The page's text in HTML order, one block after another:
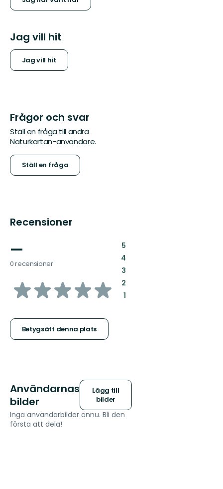
Jag vill hit
Jag vill hit
Frågor och svar
Ställ en fråga till andra
Naturkartan-användare.
Ställ en fråga
Recensioner
—
0 recensioner
av
stjärnor
Betygsätt denna plats
5:
4:
3:
2:
1:
Användarnas
bilder
Lägg till
bilder
Inga användarbilder ännu. Bli den
första att dela!